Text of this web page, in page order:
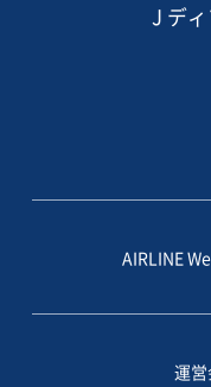
J デ
AIRLINE
運